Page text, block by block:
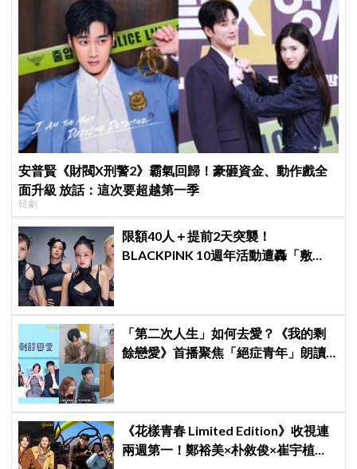
安普賢《財閥X刑警2》霸氣回歸！豪砸資金、動作戲全
面升級 放話：這次要超越第一季
韓劇
限額40人＋提前2天突襲！
BLACKPINK 10週年活動遭轟「敷
「第二次人生」如何去愛？《我的剩
餘戀愛》首播聚焦「絕症青年」朗讀
《花樣青春 Limited Edition》收視連
兩週第一！鄭裕美×朴敘俊×崔宇植窮